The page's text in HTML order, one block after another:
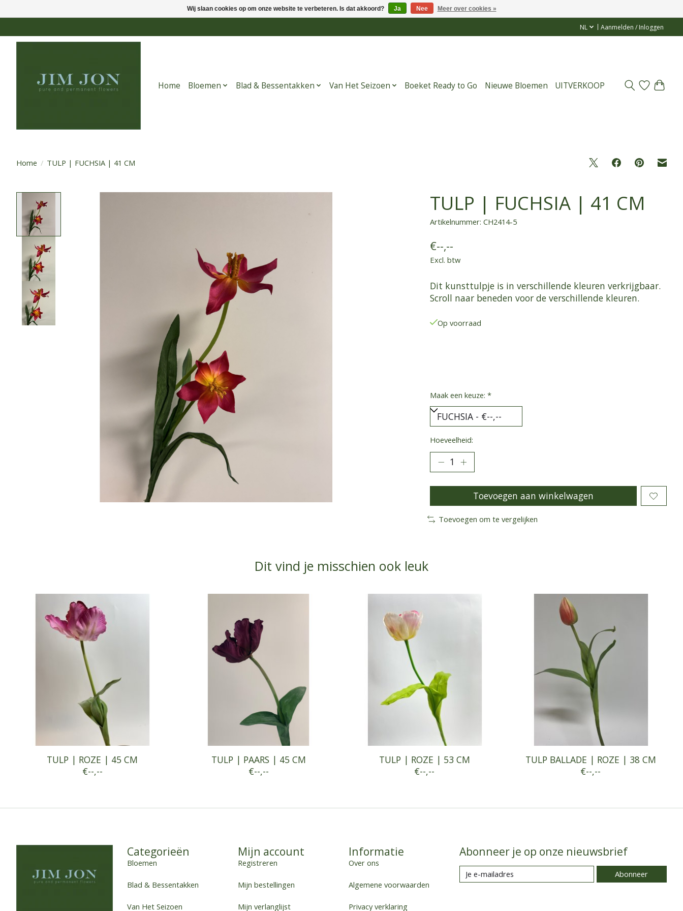
NL Aanmelden / Inloggen
Home Bloemen Blad & Bessentakken Van Het Seizoen Boeket Ready to Go Nieuwe Bloemen UITVERKOOP
Home / TULP | FUCHSIA | 41 CM
TULP | FUCHSIA | 41 CM
Artikelnummer: CH2414-5
€--,--
Excl. btw
Dit kunsttulpje is in verschillende kleuren verkrijgbaar.
Scroll naar beneden voor de verschillende kleuren.
Op voorraad
Maak een keuze: *
Hoeveelheid:
Toevoegen aan winkelwagen
Toevoegen om te vergelijken
Dit vind je misschien ook leuk
Items van productcarrousel
TULP | ROZE | 45 CM
€--,--
TULP | PAARS | 45 CM
€--,--
TULP | ROZE | 53 CM
€--,--
TULP BALLADE | ROZE | 38 CM
€--,--
Categorieën
Bloemen
Blad & Bessentakken
Van Het Seizoen
Mijn account
Registreren
Mijn bestellingen
Mijn verlanglijst
Informatie
Over ons
Algemene voorwaarden
Privacy verklaring
Abonneer je op onze nieuwsbrief
Abonneer
Wij slaan cookies op om onze website te verbeteren. Is dat akkoord? Ja Nee Meer over cookies »